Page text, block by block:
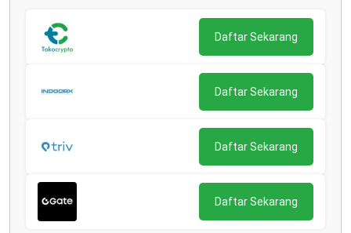
Daftar Sekarang
Daftar Sekarang
Daftar Sekarang
Daftar Sekarang